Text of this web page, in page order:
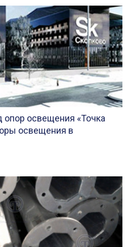
освещения «Точка
освещения в